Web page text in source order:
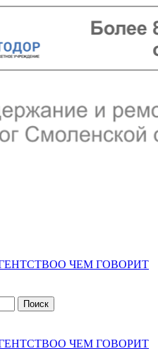
О ЧЕМ ГОВОРИТ
О ЧЕМ ГОВОРИТ